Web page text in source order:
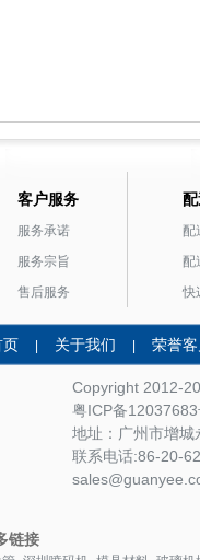
客户服务
服务承诺
服务宗旨
售后服务
配
配
快
页 | 关于我们 | 荣誉
Copyright 2012-
粤ICP备12037683
地址：广州市增
联系电话:86-20-
链接